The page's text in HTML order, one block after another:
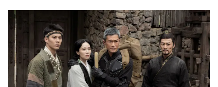
Tin tức
Thế giới đó đây
Câu chuyện quốc tế
Kinh tế
Tài chính
Thị trường
Góc doanh nghiệp
Dữ liệu và đời sống
Truyền hình